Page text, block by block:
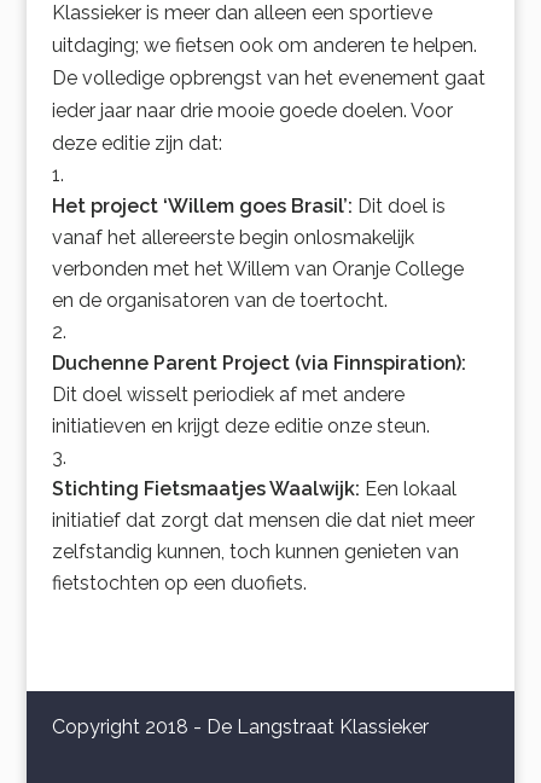
Klassieker is meer dan alleen een sportieve
uitdaging; we fietsen ook om anderen te helpen.
De volledige opbrengst van het evenement gaat
ieder jaar naar drie mooie goede doelen. Voor
deze editie zijn dat:
Het project ‘Willem goes Brasil’: Dit doel is
vanaf het allereerste begin onlosmakelijk
verbonden met het Willem van Oranje College
en de organisatoren van de toertocht.
Duchenne Parent Project (via Finnspiration):
Dit doel wisselt periodiek af met andere
initiatieven en krijgt deze editie onze steun.
Stichting Fietsmaatjes Waalwijk: Een lokaal
initiatief dat zorgt dat mensen die dat niet meer
zelfstandig kunnen, toch kunnen genieten van
fietstochten op een duofiets.
Copyright 2018 - De Langstraat Klassieker